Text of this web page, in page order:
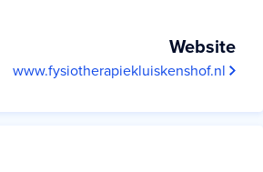
Website
www.fysiotherapiekluiskenshof.nl